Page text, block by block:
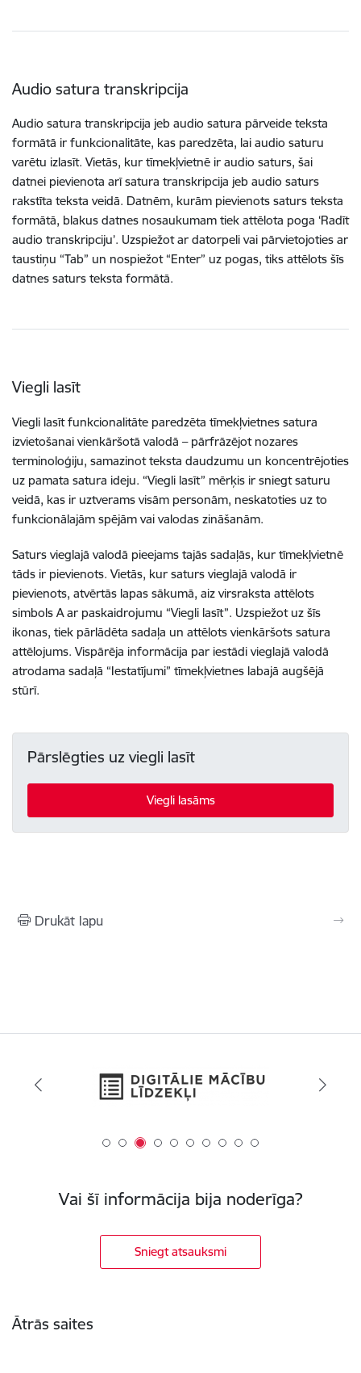
Audio satura transkripcija
Audio satura transkripcija jeb audio satura pārveide teksta
formātā ir funkcionalitāte, kas paredzēta, lai audio saturu
varētu izlasīt. Vietās, kur tīmekļvietnē ir audio saturs, šai
datnei pievienota arī satura transkripcija jeb audio saturs
rakstīta teksta veidā. Datnēm, kurām pievienots saturs teksta
formātā, blakus datnes nosaukumam tiek attēlota poga ‘Radīt
audio transkripciju’. Uzspiežot ar datorpeli vai pārvietojoties ar
taustiņu “Tab” un nospiežot “Enter” uz pogas, tiks attēlots šīs
datnes saturs teksta formātā.
Viegli lasīt
Viegli lasīt funkcionalitāte paredzēta tīmekļvietnes satura
izvietošanai vienkāršotā valodā – pārfrāzējot nozares
terminoloģiju, samazinot teksta daudzumu un koncentrējoties
uz pamata satura ideju. “Viegli lasīt” mērķis ir sniegt saturu
veidā, kas ir uztverams visām personām, neskatoties uz to
funkcionālajām spējām vai valodas zināšanām.
Saturs vieglajā valodā pieejams tajās sadaļās, kur tīmekļvietnē
tāds ir pievienots. Vietās, kur saturs vieglajā valodā ir
pievienots, atvērtās lapas sākumā, aiz virsraksta attēlots
simbols A ar paskaidrojumu “Viegli lasīt”. Uzspiežot uz šīs
ikonas, tiek pārlādēta sadaļa un attēlots vienkāršots satura
attēlojums. Vispārēja informācija par iestādi vieglajā valodā
atrodama sadaļā “Iestatījumi” tīmekļvietnes labajā augšējā
stūrī.
Pārslēgties uz viegli lasīt
Viegli lasāms
Drukāt lapu
Vai šī informācija bija noderīga?
Sniegt atsauksmi
Ātrās saites